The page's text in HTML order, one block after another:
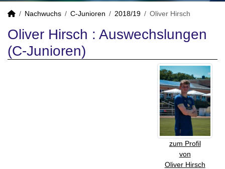
Nachwuchs C-Junioren 2018/19 Oliver Hirsch
Oliver Hirsch : Auswechslungen
(C-Junioren)
zum Profil
von
Oliver Hirsch